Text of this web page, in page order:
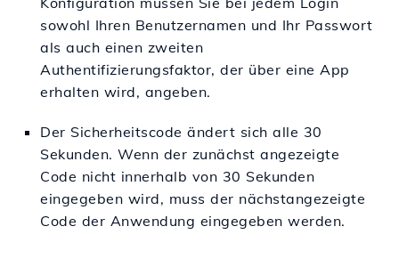
sowohl Ihren Benutzernamen und Ihr Passwort
als auch einen zweiten
Authentifizierungsfaktor, der über eine App
erhalten wird, angeben.
Der Sicherheitscode ändert sich alle 30
Sekunden. Wenn der zunächst angezeigte
Code nicht innerhalb von 30 Sekunden
eingegeben wird, muss der nächstangezeigte
Code der Anwendung eingegeben werden.